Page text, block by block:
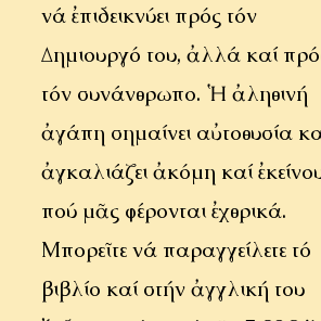
νά ἐπιδεικνύει πρός τόν
Δημιουργό του, ἀλλά καί
τόν συνάνθρωπο. Ἡ ἀληθινή
ἀγάπη σημαίνει αὐτοθυσία
ἀγκαλιάζει ἀκόμη καί
πού μᾶς φέρονται ἐχθρικά.
Μπορεῖτε νά παραγγείλετε τό
βιβλίο καί στήν ἀγγλική του